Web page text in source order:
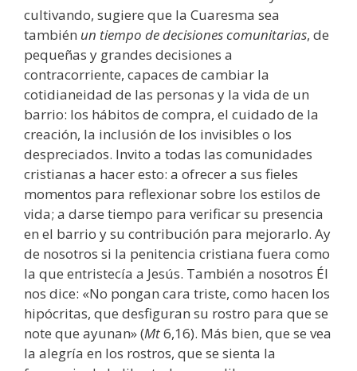
cultivando, sugiere que la Cuaresma sea
también un tiempo de decisiones comunitarias, de
pequeñas y grandes decisiones a
contracorriente, capaces de cambiar la
cotidianeidad de las personas y la vida de un
barrio: los hábitos de compra, el cuidado de la
creación, la inclusión de los invisibles o los
despreciados. Invito a todas las comunidades
cristianas a hacer esto: a ofrecer a sus fieles
momentos para reflexionar sobre los estilos de
vida; a darse tiempo para verificar su presencia
en el barrio y su contribución para mejorarlo. Ay
de nosotros si la penitencia cristiana fuera como
la que entristecía a Jesús. También a nosotros Él
nos dice: «No pongan cara triste, como hacen los
hipócritas, que desfiguran su rostro para que se
note que ayunan» (Mt6,16). Más bien, que se vea
la alegría en los rostros, que se sienta la